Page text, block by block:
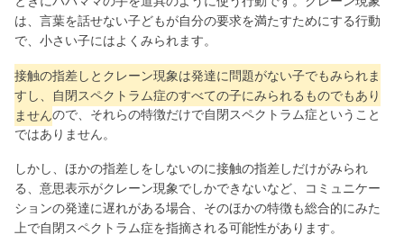
は、言葉を話せない子どもが自分の要求を満たすためにする行動
で、小さい子にはよくみられます。
接触の指差しとクレーン現象は発達に問題がない子でもみられま
すし、自閉スペクトラム症のすべての子にみられるものでもあり
ませんので、それらの特徴だけで自閉スペクトラム症ということ
ではありません。
しかし、ほかの指差しをしないのに接触の指差しだけがみられ
る、意思表示がクレーン現象でしかできないなど、コミュニケー
ションの発達に遅れがある場合、そのほかの特徴も総合的にみた
上で自閉スペクトラム症を指摘される可能性があります。